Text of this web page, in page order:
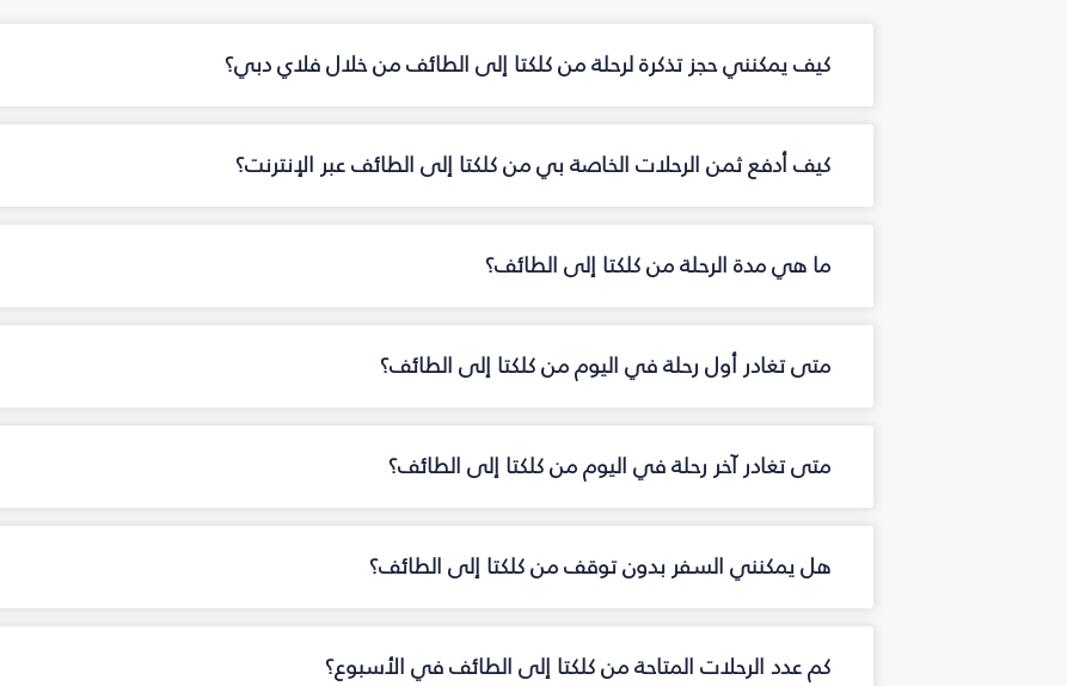
كيف يمكنني حجز تذكرة لرحلة من كلكتا إلى الطائف من خلال فلاي دبي؟
كيف أدفع ثمن الرحلات الخاصة بي من كلكتا إلى الطائف عبر الإنترنت؟
ما هي مدة الرحلة من كلكتا إلى الطائف؟
متى تغادر أول رحلة في اليوم من كلكتا إلى الطائف؟
متى تغادر آخر رحلة في اليوم من كلكتا إلى الطائف؟
هل يمكنني السفر بدون توقف من كلكتا إلى الطائف؟
كم عدد الرحلات المتاحة من كلكتا إلى الطائف في الأسبوع؟